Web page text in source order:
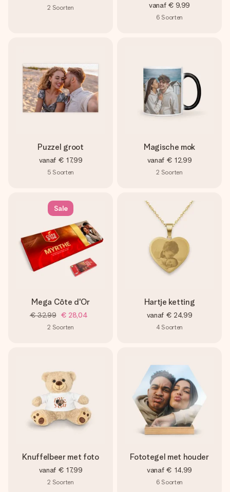
2 Soorten vanaf € 9,99
6 Soorten
Puzzel groot
vanaf € 17,99
5 Soorten
Magische mok
vanaf € 12,99
2 Soorten
Sale
Mega Côte d'Or
€ 32,99 € 28,04
2 Soorten
Hartje ketting
vanaf € 24,99
4 Soorten
Knuffelbeer met foto
vanaf € 17,99
2 Soorten
Fototegel met houder
vanaf € 14,99
6 Soorten